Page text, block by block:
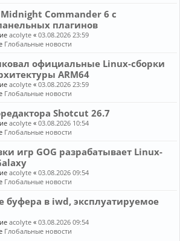
Commander 6 c
плагинов
acolyte «03.08.2026 23:59
Глобальные новости
официальные Linux-сборки
ARM64
acolyte «03.08.2026 23:59
Глобальные новости
Shotcut 26.7
acolyte «03.08.2026 10:54
Глобальные новости
игр GOG разрабатывает Linux-
acolyte «03.08.2026 09:54
Глобальные новости
буфера в iwd, эксплуатируемое
acolyte «03.08.2026 09:54
Глобальные новости